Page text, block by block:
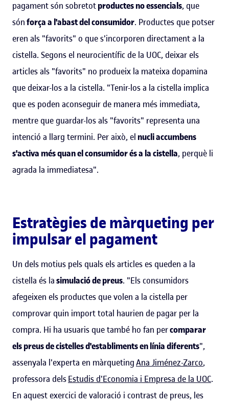
pagament són sobretotproductes no essencials, que
sónforça a l'abast del consumidor. Productes que potser
eren als "favorits" o que s'incorporen directament a la
cistella. Segons el neurocientífic de la UOC, deixar els
articles als "favorits" no produeix la mateixa dopamina
que deixar-los a la cistella. "Tenir-los a la cistella implica
que es poden aconseguir de manera més immediata,
mentre que guardar-los als "favorits" representa una
intenció a llarg termini. Per això, el nucli accumbens
s'activa més quan el consumidor és a la cistella, perquè li
agrada la immediatesa".
Estratègies de màrqueting per
impulsar el pagament
Un dels motius pels quals els articles es queden a la
cistella és lasimulació de preus. "Els consumidors
afegeixen els productes que volen a la cistella per
comprovar quin import total haurien de pagar per la
compra. Hi ha usuaris que també ho fan percomparar
els preus de cistelles d'establiments en línia diferents",
assenyala l'experta en màrquetingAna Jiménez-Zarco,
professora delsEstudis d'Economia i Empresa de la UOC.
En aquest exercici de valoració i contrast de preus, les